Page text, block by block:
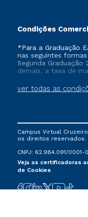
Condições
ver todas as
*Para a Graduação
nas seguintes
Segunda Graduação
demais, a taxa de
Campus Virtual
os direitos reservados.
CNPJ: 62.984.091/0001-
Veja as certificadoras
de Cookies